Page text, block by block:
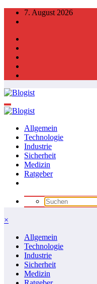
Zum
Inhalt
7. August 2026
Allgemein
Technologie
Industrie
Sicherheit
Medizin
Ratgeber
×
Allgemein
Technologie
Industrie
Sicherheit
Medizin